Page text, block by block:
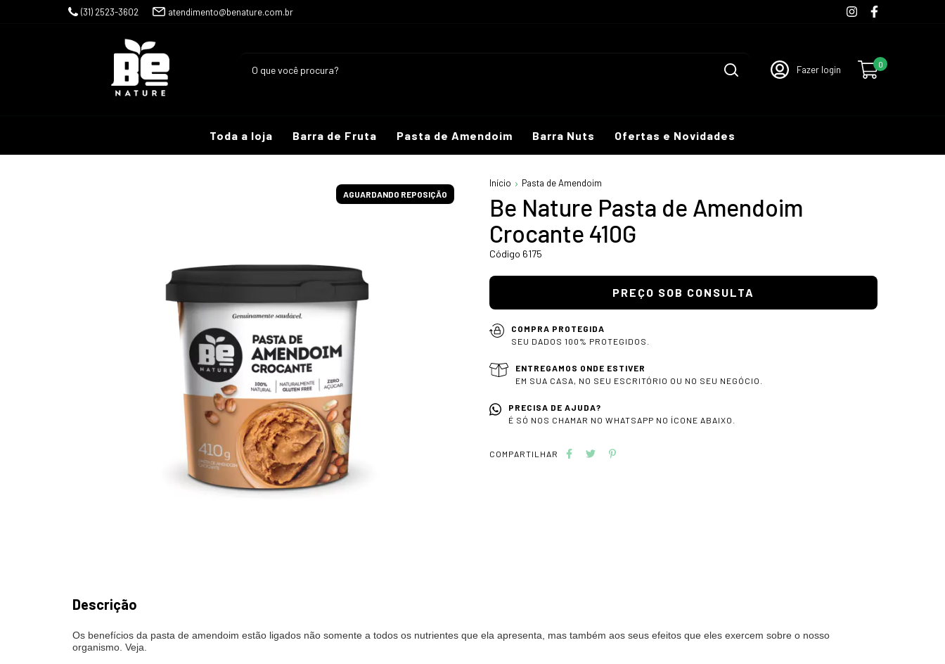
(31) 2523-3602 atendimento@benature.com.br
Fazer login 0
Toda a loja Barra de Fruta Pasta de Amendoim Barra Nuts Ofertas e Novidades
AGUARDANDO REPOSIÇÃO
Início Pasta de Amendoim
Be Nature Pasta de Amendoim
Crocante 410G
Código 6175
COMPRA PROTEGIDA
SEU DADOS 100% PROTEGIDOS.
ENTREGAMOS ONDE ESTIVER
EM SUA CASA, NO SEU ESCRITÓRIO OU NO SEU NEGÓCIO.
PRECISA DE AJUDA?
É SÓ NOS CHAMAR NO WHATSAPP NO ÍCONE ABAIXO.
COMPARTILHAR
Descrição
Os benefícios da pasta de amendoim estão ligados não somente a todos os nutrientes que ela apresenta, mas também aos seus efeitos que eles exercem sobre o nosso
organismo. Veja.